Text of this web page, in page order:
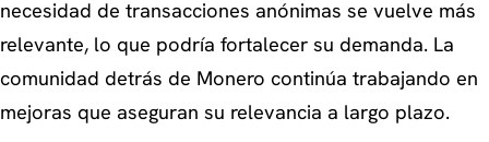
necesidad de transacciones anónimas se vuelve más
relevante, lo que podría fortalecer su demanda. La
comunidad detrás de Monero continúa trabajando en
mejoras que aseguran su relevancia a largo plazo.